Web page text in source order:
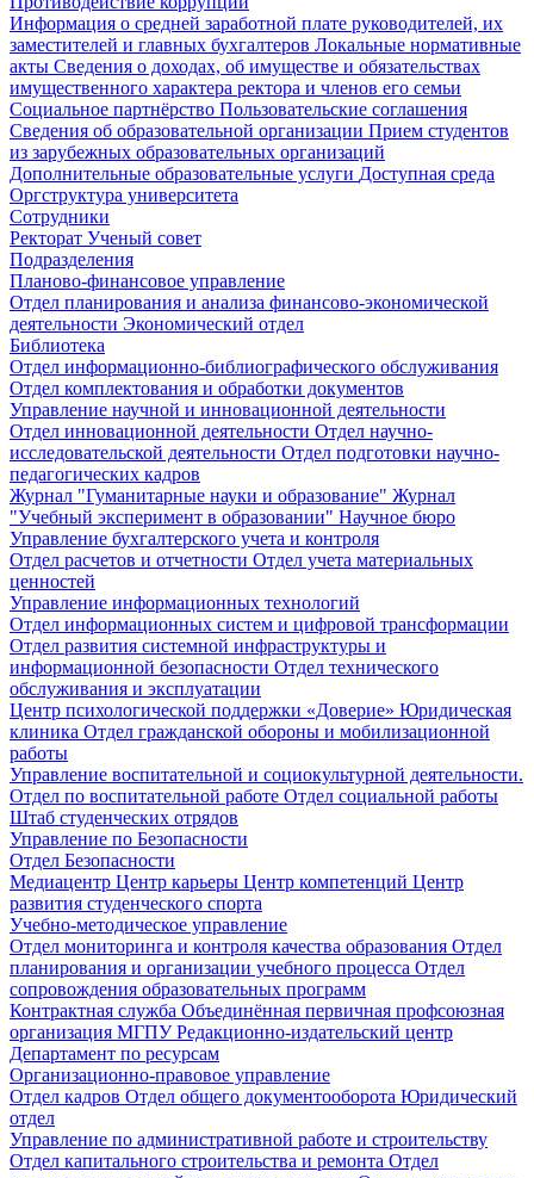
Информация о средней заработной плате руководителей, их
заместителей и главных бухгалтеров Локальные нормативные
акты Сведения о доходах, об имуществе и обязательствах
имущественного характера ректора и членов его семьи
Социальное партнёрство Пользовательские соглашения
Сведения об образовательной организации Прием студентов
из зарубежных образовательных организаций
Дополнительные образовательные услуги Доступная среда
Оргструктура университета
Сотрудники
Ректорат Ученый совет
Подразделения
Планово-финансовое управление
Отдел планирования и анализа финансово-экономической
деятельности Экономический отдел
Библиотека
Отдел информационно-библиографического обслуживания
Отдел комплектования и обработки документов
Управление научной и инновационной деятельности
Отдел инновационной деятельности Отдел научно-
исследовательской деятельности Отдел подготовки научно-
педагогических кадров
Журнал "Гуманитарные науки и образование" Журнал
"Учебный эксперимент в образовании" Научное бюро
Управление бухгалтерского учета и контроля
Отдел расчетов и отчетности Отдел учета материальных
ценностей
Управление информационных технологий
Отдел информационных систем и цифровой трансформации
Отдел развития системной инфраструктуры и
информационной безопасности Отдел технического
обслуживания и эксплуатации
Центр психологической поддержки «Доверие» Юридическая
клиника Отдел гражданской обороны и мобилизационной
работы
Управление воспитательной и социокультурной деятельности.
Отдел по воспитательной работе Отдел социальной работы
Штаб студенческих отрядов
Управление по Безопасности
Отдел Безопасности
Медиацентр Центр карьеры Центр компетенций Центр
развития студенческого спорта
Учебно-методическое управление
Отдел мониторинга и контроля качества образования Отдел
планирования и организации учебного процесса Отдел
сопровождения образовательных программ
Контрактная служба Объединённая первичная профсоюзная
организация МГПУРедакционно-издательский центр
Департамент по ресурсам
Организационно-правовое управление
Отдел кадров Отдел общего документооборота Юридический
отдел
Управление по административной работе и строительству
Отдел капитального строительства и ремонта Отдел